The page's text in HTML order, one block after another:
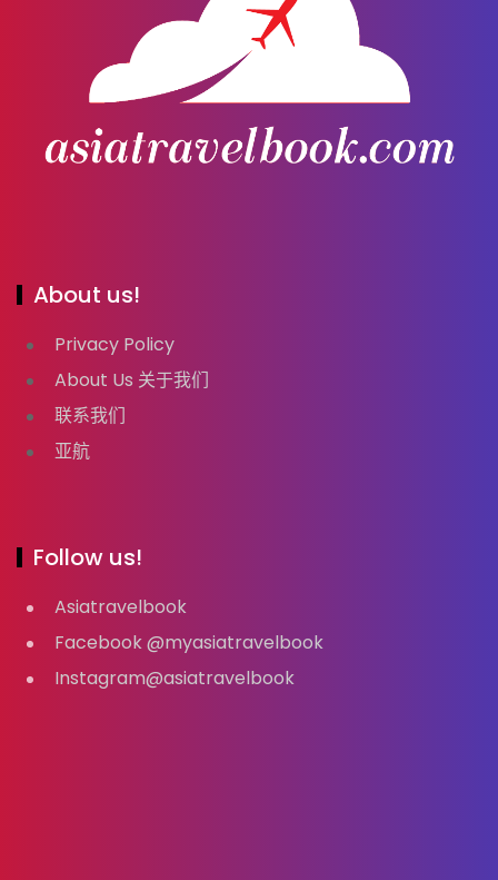
About us!
Privacy Policy
About Us 关于我们
联系我们
亚航
Follow us!
Asiatravelbook
Facebook @myasiatravelbook
Instagram@asiatravelbook